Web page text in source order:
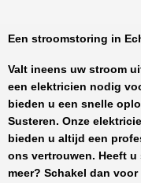
Een stroomstoring in
Valt ineens uw stroom
een elektricien nodig
bieden u een snelle
Susteren. Onze
bieden u altijd een
ons vertrouwen. Heeft
meer? Schakel dan